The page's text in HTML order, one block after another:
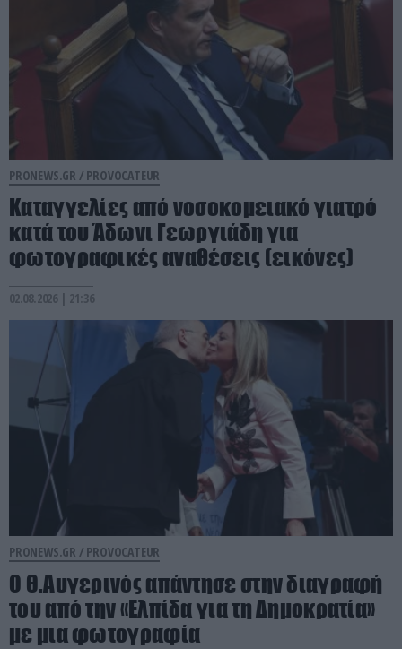
PRONEWS.GR / PROVOCATEUR
Καταγγελίες από νοσοκομειακό γιατρό
κατά του Άδωνι Γεωργιάδη για
φωτογραφικές αναθέσεις (εικόνες)
02.08.2026 | 21:36
PRONEWS.GR / PROVOCATEUR
Ο Θ.Αυγερινός απάντησε στην διαγραφή
του από την «Ελπίδα για τη Δημοκρατία»
με μια φωτογραφία